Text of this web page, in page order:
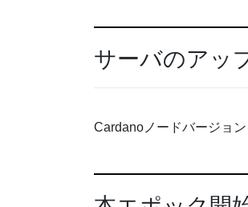
サーバのアッ
Cardanoノードバージョ